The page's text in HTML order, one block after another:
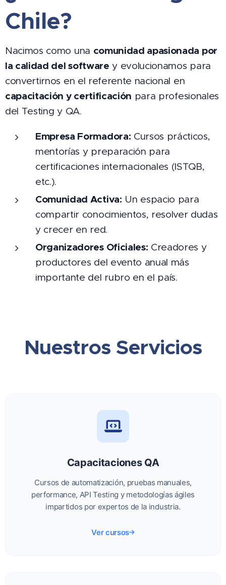
Chile?
Nacimos como una comunidad apasionada por
la calidad del software y evolucionamos para
convertirnos en el referente nacional en
capacitación y certificación para profesionales
del Testing y QA.
Empresa Formadora: Cursos prácticos,
mentorías y preparación para
certificaciones internacionales (ISTQB,
etc.).
Comunidad Activa: Un espacio para
compartir conocimientos, resolver dudas
y crecer en red.
Organizadores Oficiales: Creadores y
productores del evento anual más
importante del rubro en el país.
Nuestros Servicios
Capacitaciones QA
Cursos de automatización, pruebas manuales,
performance, API Testing y metodologías ágiles
impartidos por expertos de la industria.
Ver cursos